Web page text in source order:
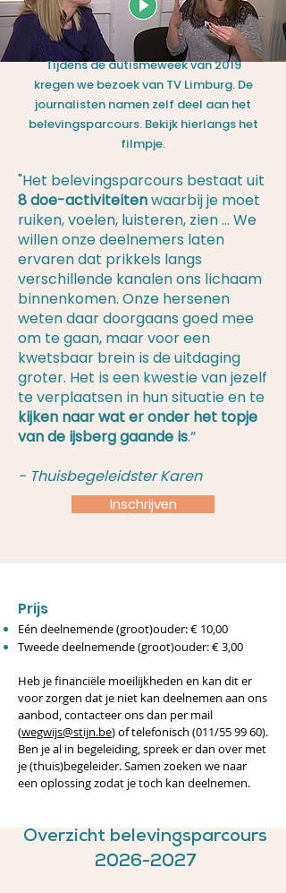
Tijdens de autismeweek van 2019
kregen we bezoek van TV Limburg. De
journalisten namen zelf deel aan het
belevingsparcours. Bekijk hierlangshet
filmpje.
"Het belevingsparcours bestaat uit
8 doe-activiteitenwaarbij je moet
ruiken, voelen, luisteren, zien … We
willen onze deelnemers laten
ervaren dat prikkels langs
verschillende kanalen ons lichaam
binnenkomen. Onze hersenen
weten daar doorgaans goed mee
om te gaan, maar voor een
kwetsbaar brein is de uitdaging
groter. Het is een kwestie van jezelf
te verplaatsen in hun situatie en te
kijken naar wat er onder het topje
van de ijsberg gaande is.”
- Thuisbegeleidster Karen
Inschrijven
Prijs
Eén deelnemende (groot)ouder: € 10,00
Tweede deelnemende (groot)ouder: € 3,00
Heb je financiële moeilijkheden en kan dit er
voor zorgen dat je niet kan deelnemen aan ons
aanbod, contacteer ons dan per mail
(wegwijs@stijn.be) of telefonisch (011/55 99 60).
Ben je al in begeleiding, spreek er dan over met
je (thuis)begeleider. Samen zoeken we naar
een oplossing zodat je toch kan deelnemen.
Overzicht belevingsparcours
2026-2027